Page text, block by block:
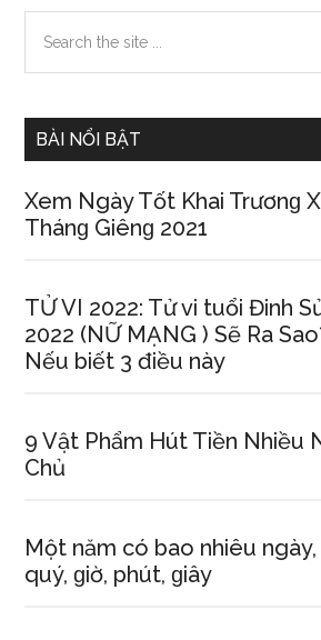
Primary
Sidebar
the
BÀI NỔI BẬT
Xem Ngày Tốt Khai Trươnɡ
Thánɡ Giênɡ 2021
TỬ VI 2022: Tử vi tuổi Đinh
2022 (NỮ MẠNG ) Sẽ Ra
Nếu biết 3 điều này
9 Vật Phẩm Hút Tiền Nhiều
Chủ
Một năm có bao nhiêu
quý, ɡiờ, phút, ɡiây